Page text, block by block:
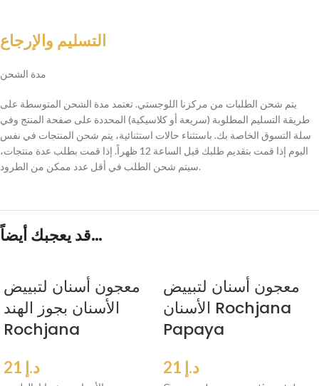
التسليم والإرجاع
مدة الشحن
يتم شحن الطلبات من مركزنا اللوجستي. تعتمد مدة الشحن المتوسطة على
طريقة التسليم المطلوبة (سريعة أو كلاسيكية) المحددة على صفحة المنتج وفي
سلة التسوق الخاصة بك. باستثناء حالات استثنائية، يتم شحن المنتجات في نفس
اليوم إذا قمت بتقديم طلبك قبل الساعة 12 ظهراً. إذا قمت بطلب عدة منتجات،
سيتم شحن الطلب في أقل عدد ممكن من الطرود.
قد يعجبك أيضاً…
معجون أسنان لتبييض
الأسنان بجوز الهند
Rochjana
د.إ
معجون أسنان لتبييض
الأسنان Rochjana
Papaya
د.إ